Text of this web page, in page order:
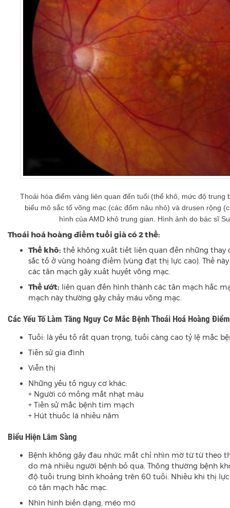
Thoái hóa điểm vàng liên quan đến tuổi (thể khô, mức độ trung
biểu mô sắc tố võng mạc (các đốm nâu nhỏ) và drusen rộng
hình của AMD khô trung gian. Hình ảnh do bác sĩ
Thoái hoá hoàng điểm tuổi già có 2 thể:
Thể khô: thể không xuất tiết liên quan đến những thay
sắc tố ở vùng hoàng điểm (vùng đạt thị lực cao). Thể
các tân mạch gây xuất huyết võng mạc.
Thể ướt: liên quan đến hình thành các tân mạch hắc
mạch này thường gây chảy máu võng mạc.
Các Yếu Tố Làm Tăng Nguy Cơ Mắc Bệnh Thoái Hoá Hoàng
Tuổi: là yếu tố rất quan trọng, tuổi càng cao tỷ lệ mắc
Tiền sử gia đình
Viễn thị
Những yếu tố nguy cơ khác:
+ Người có mống mắt nhạt màu
+ Tiền sử mắc bệnh tim mạch
+ Hút thuốc lá nhiều năm
Biểu Hiện Lâm Sàng
Bệnh không gây đau nhức mắt chỉ nhìn mờ từ từ theo
do mà nhiều người bệnh bỏ qua. Thông thường bệnh
độ tuổi trung bình khoảng trên 60 tuổi. Nhiều khi thị
có tân mạch hắc mạc.
Nhìn hình biến dạng, méo mó